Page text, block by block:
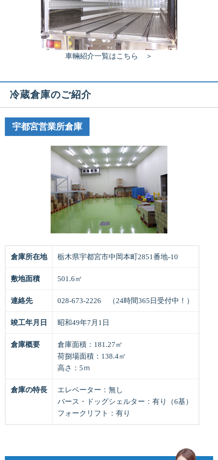
車輛紹介一覧はこちら ＞
冷蔵倉庫のご紹介
宇都宮営業所倉庫
倉庫所在地 栃木県宇都宮市中岡本町2851番地-10
敷地面積 501.6㎡
連絡先 028-673-2226 （24時間365日受付中！）
竣工年月日 昭和49年7月1日
倉庫概要
倉庫面積：181.27㎡
荷捌場面積：138.4㎡
高さ：5ｍ
倉庫の特長
エレベーター：無し
バース・ドッグシェルター：有り（6基）
フォークリフト：有り